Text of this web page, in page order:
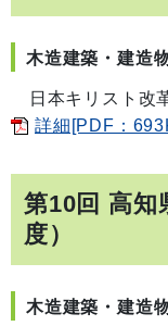
木造建築・建造
日本キリスト改
詳細[PDF：
第10回 高知
度）
木造建築・建造